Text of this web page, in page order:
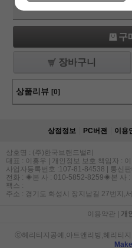
구
장바구니
상품리뷰 [0]
상점정보 PC버젼 이용
상호명 : (주)한국브랜드밸리
대표 : 이홍우 | 개인정보 보호 책임자 :
사업자등록번호 :107-81-84538 | 통신
전화 : ◈본 사 : 010-5852-8259◈본 사
팩스 :
주소 : 경기도 화성시 장지남길 27번지,
이용약관 | 개
ⓒ헤리티지공예,아트앤리빙,헤리티
Make